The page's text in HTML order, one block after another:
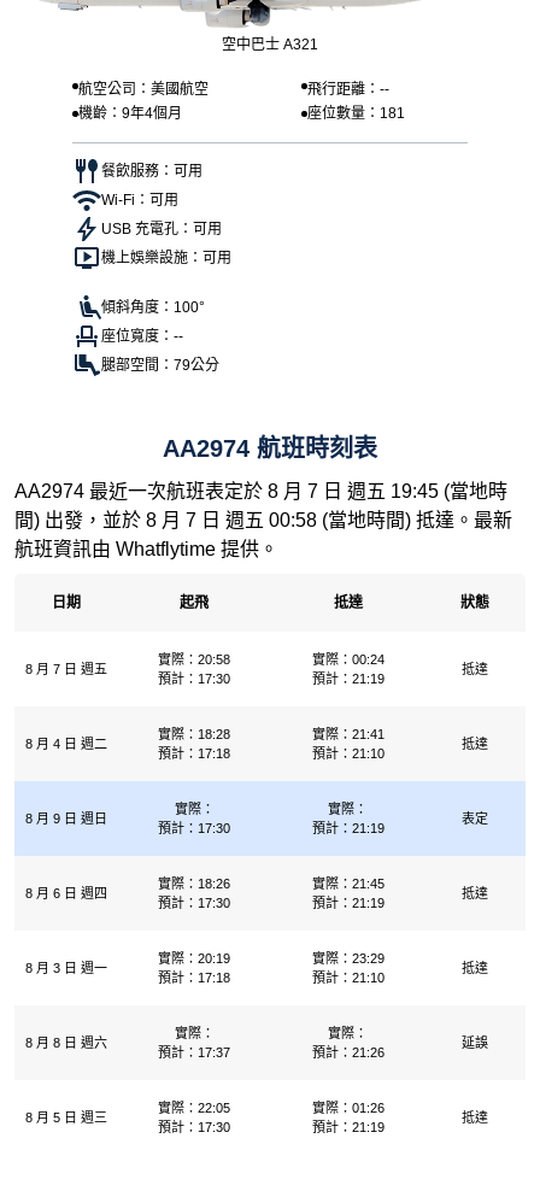
空中巴士 A321
航空公司：美國航空
飛行距離：--
機齡：9年4個月
座位數量：181
餐飲服務：可用
Wi-Fi：可用
USB 充電孔：可用
機上娛樂設施：可用
傾斜角度：100°
座位寬度：--
腿部空間：79公分
AA2974 航班時刻表
AA2974 最近一次航班表定於 8 月 7 日 週五 19:45 (當地時
間) 出發，並於 8 月 7 日 週五 00:58 (當地時間) 抵達。最新
航班資訊由 Whatflytime 提供。
日期 起飛 抵達 狀態
8 月 7 日 週五
實際：20:58
預計：17:30
實際：00:24
預計：21:19
抵達
8 月 4 日 週二
實際：18:28
預計：17:18
實際：21:41
預計：21:10
抵達
8 月 9 日 週日
實際：
預計：17:30
實際：
預計：21:19
表定
8 月 6 日 週四
實際：18:26
預計：17:30
實際：21:45
預計：21:19
抵達
8 月 3 日 週一
實際：20:19
預計：17:18
實際：23:29
預計：21:10
抵達
8 月 8 日 週六
實際：
預計：17:37
實際：
預計：21:26
延誤
8 月 5 日 週三
實際：22:05
預計：17:30
實際：01:26
預計：21:19
抵達